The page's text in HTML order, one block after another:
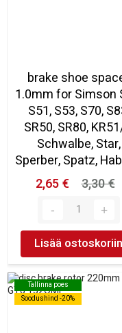
brake shoe
1.0mm for Simson
S51, S53, S70,
SR50, SR80,
Schwalbe, Star,
Sperber, Spatz,
2,65 €
3,30 €
Lisää ostoskoriin
Tallinna poes
Soodushind -20%
Tallinna poes
Soodushind -20%